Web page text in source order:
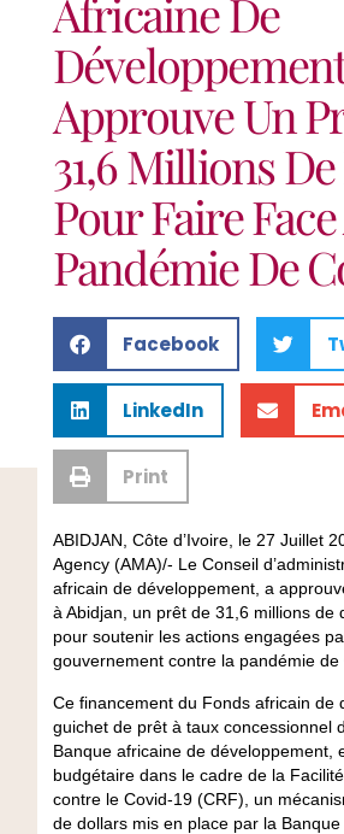
Africaine De
Approuve Un
31,6 Millions
Pour Faire
Pandémie De
Facebook
LinkedIn
Print
ABIDJAN, Côte d’Ivoire, le 27 Juillet
Agency (AMA)/- Le Conseil
africain de développement, a
à Abidjan, un prêt de 31,6 millions de
pour soutenir les actions engagées
gouvernement contre la pandémie de
Ce financement du Fonds africain de
guichet de prêt à taux concessionnel
Banque africaine de développement,
budgétaire dans le cadre de la
contre le Covid-19 (CRF), un
de dollars mis en place par la